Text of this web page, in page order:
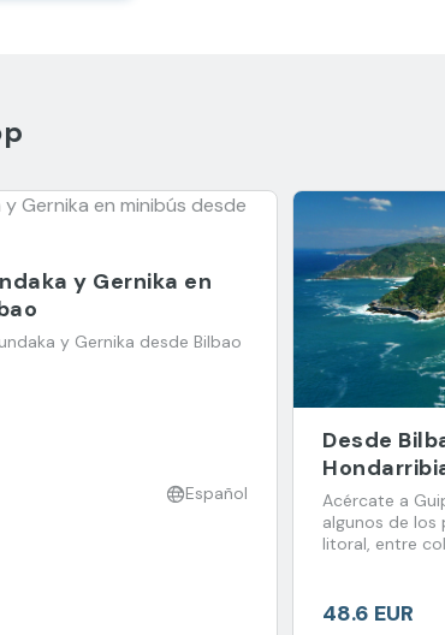
y Gernika en
y Gernika desde Bilbao
Español
Desde
Acércate a
algunos de
litoral, entre
48.6 EUR